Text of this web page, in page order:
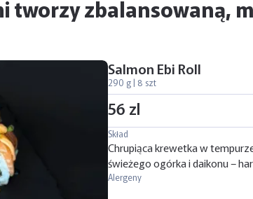
tworzy zbalansowaną,
Salmon Ebi Roll
290 g | 8 szt
56 zl
Skład
Chrupiąca krewetka w
świeżego ogórka i daikonu –
Alergeny